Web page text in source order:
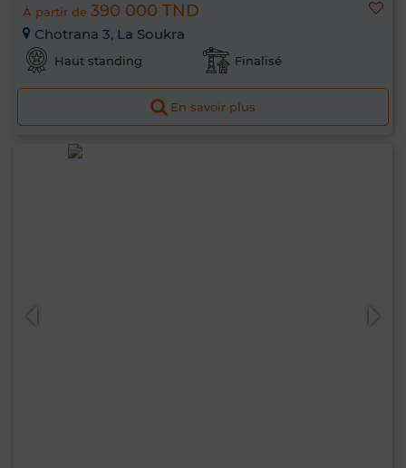
À partir de 390 000 TND
Chotrana 3, La Soukra
Haut standing Finalisé
En savoir plus